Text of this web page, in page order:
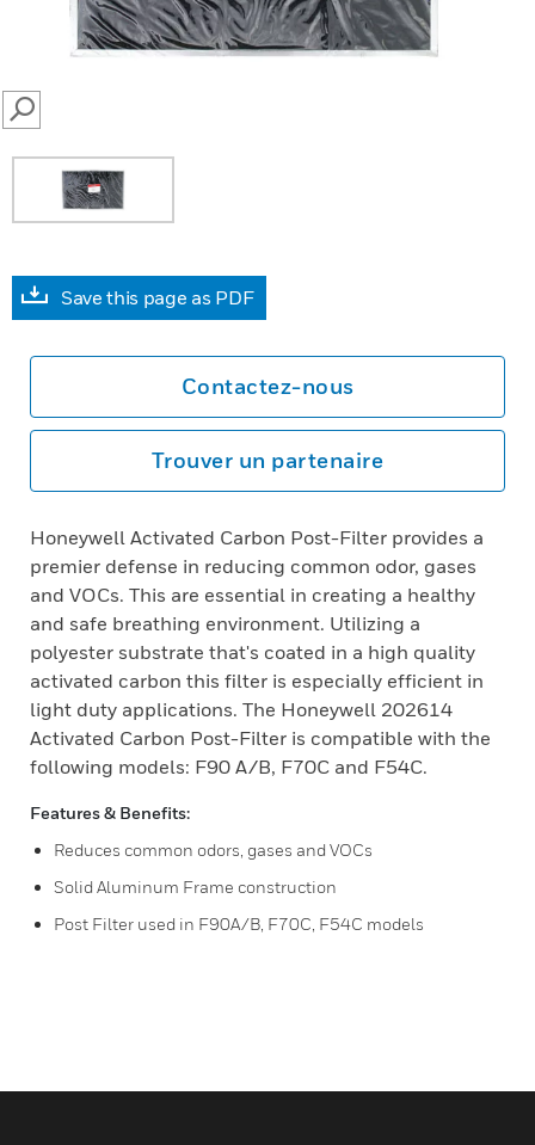
SEARCH
Save this page as PDF
Contactez-nous
Trouver un partenaire
Honeywell Activated Carbon Post-Filter provides a
premier defense in reducing common odor, gases
and VOCs. This are essential in creating a healthy
and safe breathing environment. Utilizing a
polyester substrate that's coated in a high quality
activated carbon this filter is especially efficient in
light duty applications. The Honeywell 202614
Activated Carbon Post-Filter is compatible with the
following models: F90 A/B, F70C and F54C.
Features & Benefits:
Reduces common odors, gases and VOCs
Solid Aluminum Frame construction
Post Filter used in F90A/B, F70C, F54C models